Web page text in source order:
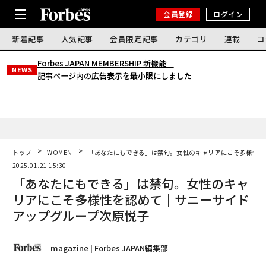
会員登録 ログイン
新着記事 人気記事 会員限定記事 カテゴリ 連載
NEWS
Forbes JAPAN MEMBERSHIP 新機能｜
記事ページ内の広告表示を最小限にしました
トップ WOMEN
「あなたにもできる」は禁句。女性のキャリアにこそ多様性
2025.01.21 15:30
「あなたにもできる」は禁句。女性のキャ
リアにこそ多様性を認めて｜サニーサイド
アップグループ次原悦子
magazine | Forbes JAPAN編集部